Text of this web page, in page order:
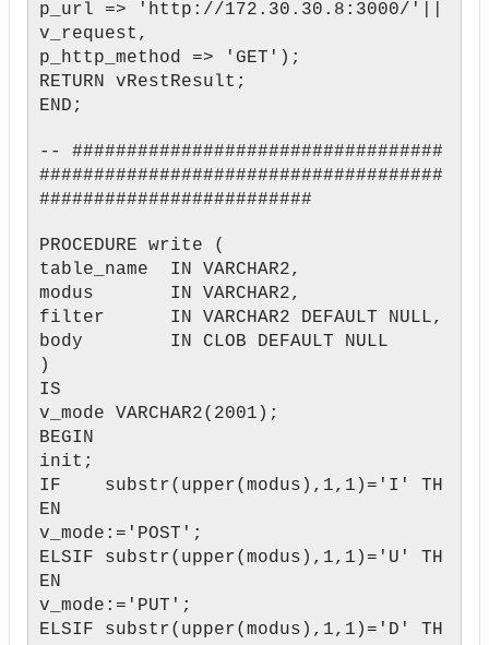
p_url => 'http://172.30.30.8:3000/'||
v_request,
p_http_method => 'GET');
RETURN vRestResult;
END;
-- ##################################
#####################################
#########################
PROCEDURE write (
table_name IN VARCHAR2,
modus IN VARCHAR2,
filter IN VARCHAR2 DEFAULT NULL,
body IN CLOB DEFAULT NULL
)
IS
v_mode VARCHAR2(2001);
BEGIN
init;
IF substr(upper(modus),1,1)='I' TH
EN
v_mode:='POST';
ELSIF substr(upper(modus),1,1)='U' TH
EN
v_mode:='PUT';
ELSIF substr(upper(modus),1,1)='D' TH